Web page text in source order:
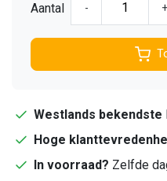
Aantal - +
Westlands bekendste
Hoge
In voorraad? Zelfde